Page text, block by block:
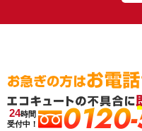
24時間
受付中！